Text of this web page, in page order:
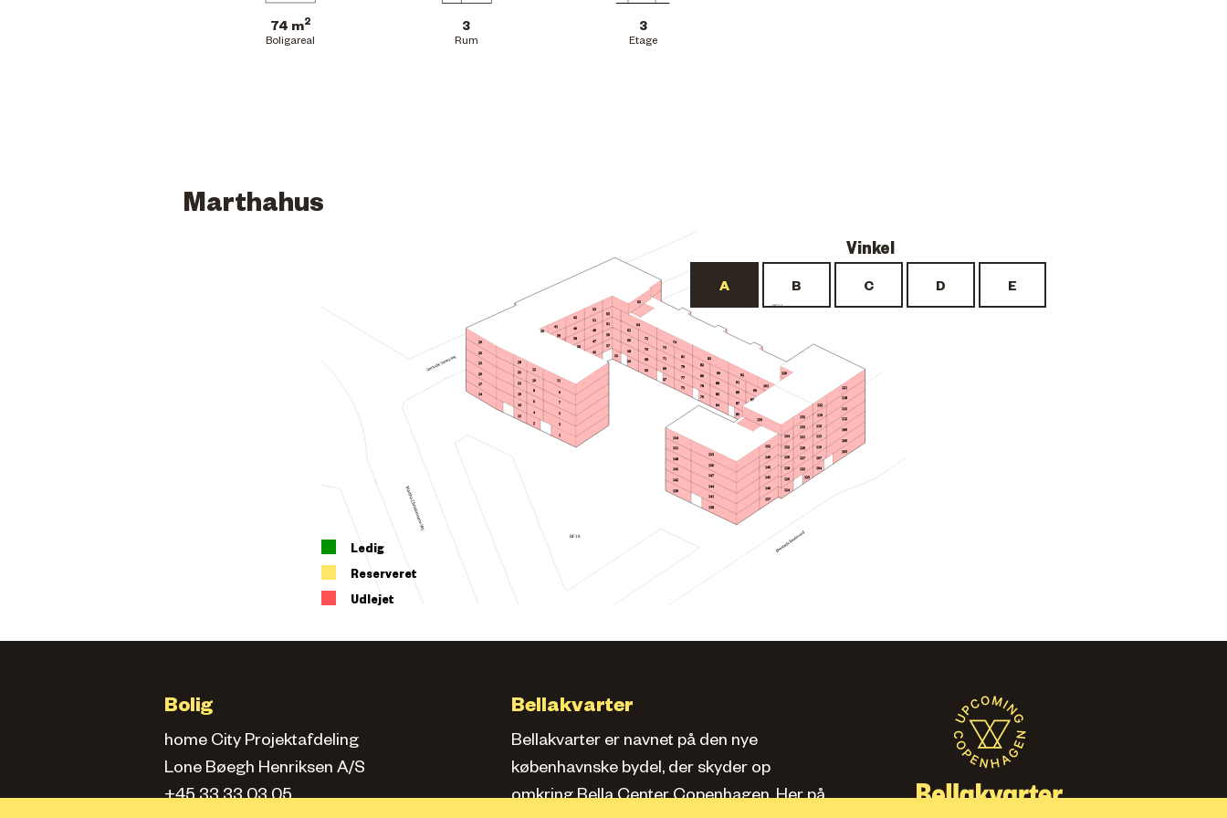
74 m2
Boligareal
3
Rum
3
Etage
Marthahus
BF18
BF22
154
151
148
145
142
139
11
9
7
5
3
1
12
10
8
6
4
2
28
25
22
19
16
13
29
26
23
20
17
14
63
61
59
57
55
53
51
49
47
45
42
40
38
36
41
39
30
153
150
147
144
141
138
152
149
146
143
140
137
134
136
132
130
128
126
124
133
135
131
129
127
125
123
119
122
116
113
110
107
104
118
121
120
115
112
109
106
103
72
64
65
74
83
92
101
70
68
66
62
60
58
56
73
71
69
67
81
79
77
75
82
80
78
76
90
88
86
84
91
89 99
97
87
85
Ledig
Reserveret
Udlejet
Bolig
home City Projektafdeling
Lone Bøegh Henriksen A/S
+45 33 33 03 05
Bellakvarter
Bellakvarter er navnet på den nye
københavnske bydel, der skyder op
omkring Bella Center Copenhagen. Her på